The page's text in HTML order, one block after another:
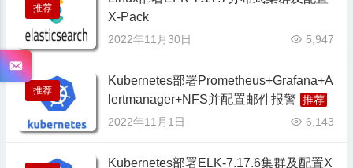
推荐
X-Pack
2022年11月30日 5,947
推荐
Kubernetes部署Prometheus+Grafana+A
lertmanager+NFS并配置邮件报警
2022年11月1日 6,143
Kubernetes部署ELK-7.17.6集群及配置X